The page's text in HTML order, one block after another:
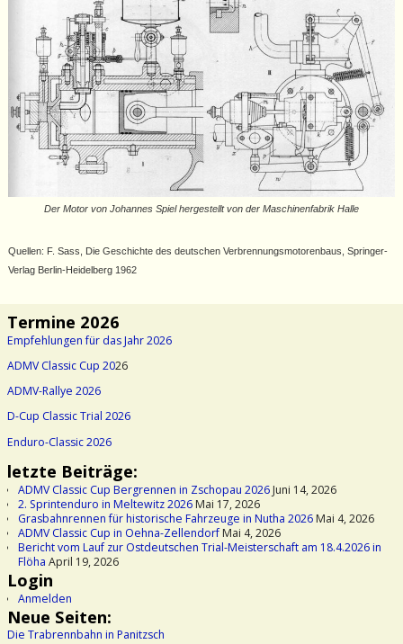
Der Motor von Johannes Spiel hergestellt von der Maschinenfabrik Halle
Quellen: F. Sass, Die Geschichte des deutschen Verbrennungsmotorenbaus, Springer-
Verlag Berlin-Heidelberg 1962
Termine 2026
Empfehlungen für das Jahr 2026
ADMV Classic Cup 2026
ADMV-Rallye 2026
D-Cup Classic Trial 2026
Enduro-Classic 2026
letzte Beiträge:
ADMV Classic Cup Bergrennen in Zschopau 2026Juni 14, 2026
2. Sprintenduro in Meltewitz 2026Mai 17, 2026
Grasbahnrennen für historische Fahrzeuge in Nutha 2026Mai 4, 2026
ADMV Classic Cup in Oehna-ZellendorfMai 4, 2026
Bericht vom Lauf zur Ostdeutschen Trial-Meisterschaft am 18.4.2026 in
Flöha April 19, 2026
Login
Anmelden
Neue Seiten:
Die Trabrennbahn in Panitzsch